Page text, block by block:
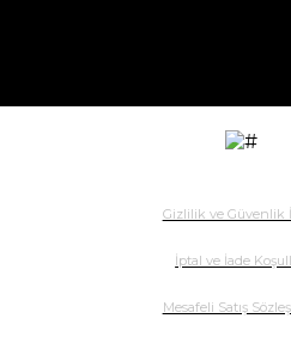
Gizlilik ve Güvenlik
İptal ve İade
Mesafeli Satış